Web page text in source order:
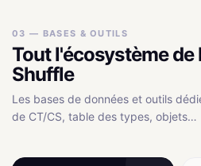
03 — BASES & OUTILS
Tout l'écosystème de
Shuffle
Les bases de données et outils
de CT/CS, table des types, objets…